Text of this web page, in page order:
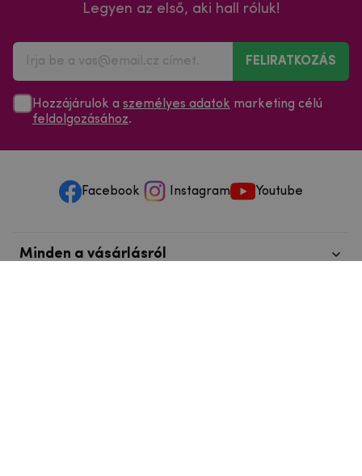
Legyen az első, aki hall róluk!
FELIRATKOZÁS
Hozzájárulok a személyes adatok marketing célú
feldolgozásához.
Facebook Instagram Youtube
Minden a vásárlásról